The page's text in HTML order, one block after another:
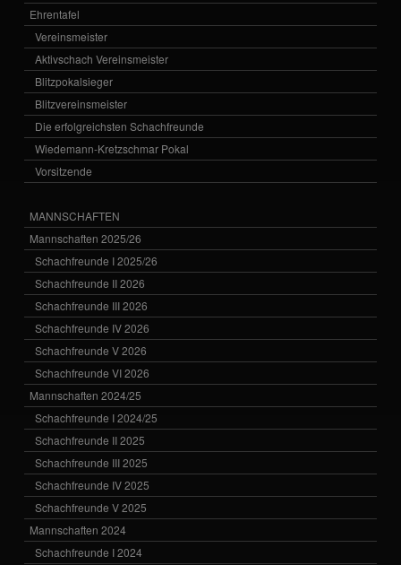
Ehrentafel
Vereinsmeister
Aktivschach Vereinsmeister
Blitzpokalsieger
Blitzvereinsmeister
Die erfolgreichsten Schachfreunde
Wiedemann-Kretzschmar Pokal
Vorsitzende
MANNSCHAFTEN
Mannschaften 2025/26
Schachfreunde I 2025/26
Schachfreunde II 2026
Schachfreunde III 2026
Schachfreunde IV 2026
Schachfreunde V 2026
Schachfreunde VI 2026
Mannschaften 2024/25
Schachfreunde I 2024/25
Schachfreunde II 2025
Schachfreunde III 2025
Schachfreunde IV 2025
Schachfreunde V 2025
Mannschaften 2024
Schachfreunde I 2024